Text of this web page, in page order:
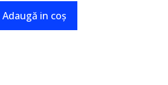
Adaugă in coş